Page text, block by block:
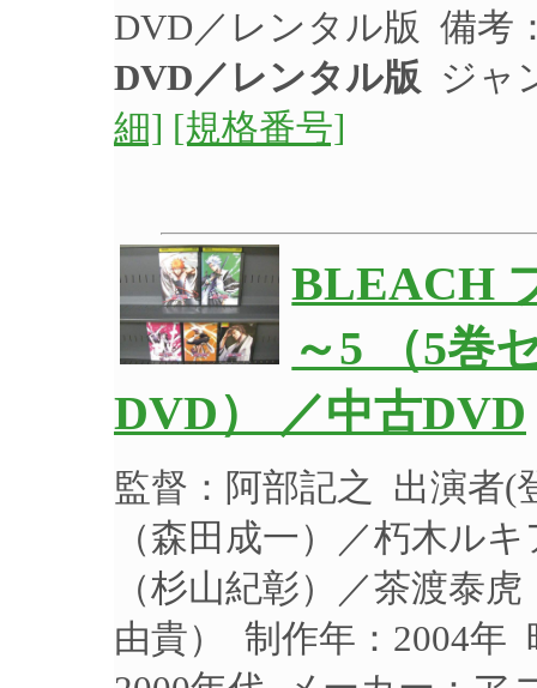
DVD／レンタル版 備考
DVD／レンタル版 ジャ
細] [規格番号]
BLEACH
～5 （5巻
DVD） ／中古DVD
監督：阿部記之 出演者(
（森田成一）／朽木ル
（杉山紀彰）／茶渡泰
由貴） 制作年：2004年